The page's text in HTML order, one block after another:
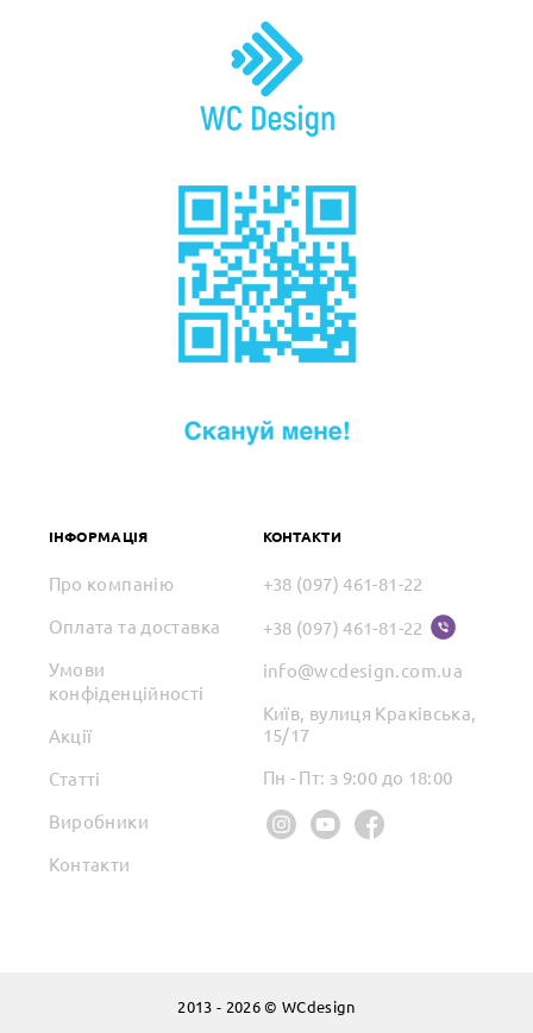
ІНФОРМАЦІЯ
Про компанію
Оплата та доставка
Умови
конфіденційності
Акції
Статті
Виробники
Контакти
КОНТАКТИ
+38 (097) 461-81-22
+38 (097) 461-81-22
info@wcdesign.com.ua
Київ, вулиця Краківська,
15/17
Пн - Пт: з 9:00 до 18:00
2013 - 2026 © WCdesign